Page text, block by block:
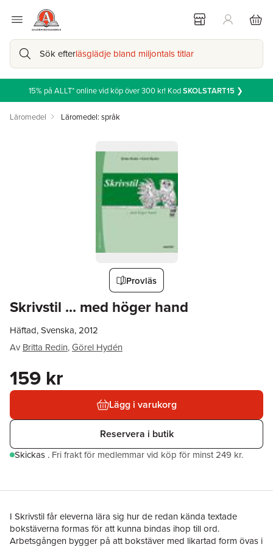
Sök efterläsglädje bland miljontals titlar
15% på ALLT* online vid köp över 300 kr! KodSKOLSTART15❯
Läromedel Läromedel: språk
Provläs
Skrivstil ... med höger hand
Häftad, Svenska, 2012
Av Britta Redin,Görel Hydén
159 kr
Lägg i varukorg
Reservera i butik
Skickas . Fri frakt för medlemmar vid köp för minst 249 kr.
I Skrivstil får eleverna lära sig hur de redan kända textade
bokstäverna formas för att kunna bindas ihop till ord.
Arbetsgången bygger på att bokstäver med likartad form övas i